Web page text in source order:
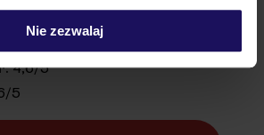
Nie zezwalaj
potwierdza wyróżnienie obiektu
w portalu TripAdvisor.
4,6/5
5